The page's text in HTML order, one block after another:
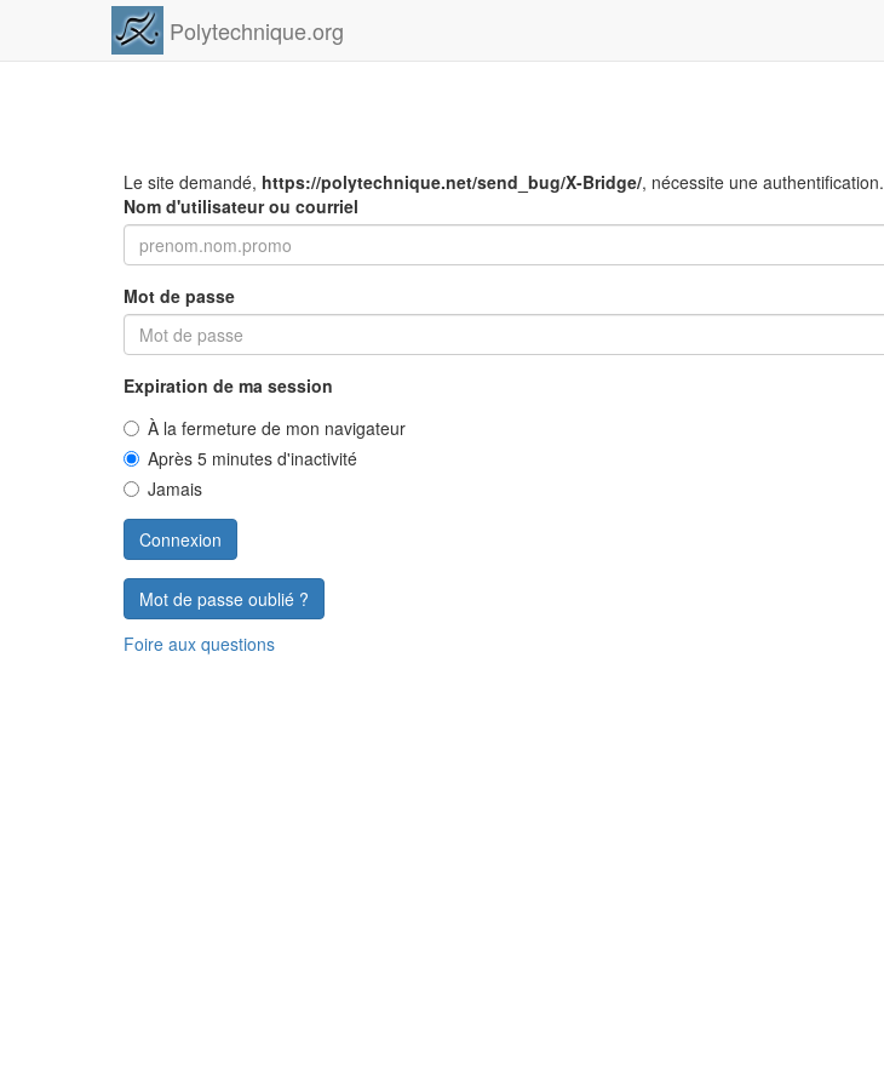
Polytechnique.org
Le site demandé, https://polytechnique.net/send_bug/X-Bridge/, nécessite une authentification.
Nom d'utilisateur ou courriel
Mot de passe
Expiration de ma session
À la fermeture de mon navigateur
Après 5 minutes d'inactivité
Jamais
Mot de passe oublié ?
Foire aux questions